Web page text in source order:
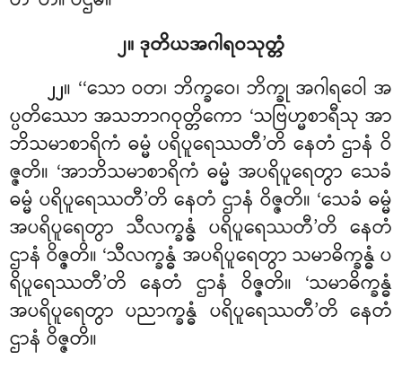
၂။ ဒုတိယအဂါရဝသုတ္တံ
၂၂။ ‘‘သောဝတ၊ ဘိက္ခဝေ၊ ဘိက္ခု အဂါရဝေါ အ
ပ္ပတိဿော အသဘာဂဝုတ္တိကော ‘သဗြဟ္မစာရီသု အာ
ဘိသမာစာရိကံ ဓမ္မံ ပရိပူရေဿတီ’တိ နေတံ ဌာနံ ဝိ
ဇ္ဇတိ။ ‘အာဘိသမာစာရိကံ ဓမ္မံ အပရိပူရေတွာ သေခံ
ဓမ္မံ ပရိပူရေဿတီ’တိ နေတံ ဌာနံ ဝိဇ္ဇတိ။ ‘သေခံ ဓမ္မံ
အပရိပူရေတွာ သီလက္ခန္ဓံ ပရိပူရေဿတီ’တိ နေတံ
ဌာနံ ဝိဇ္ဇတိ။ ‘သီလက္ခန္ဓံ အပရိပူရေတွာ သမာဓိက္ခန္ဓံ ပ
ရိပူရေဿတီ’တိ နေတံ ဌာနံ ဝိဇ္ဇတိ။ ‘သမာဓိက္ခန္ဓံ
အပရိပူရေတွာ ပညာက္ခန္ဓံ ပရိပူရေဿတီ’တိ နေတံ
ဌာနံ ဝိဇ္ဇတိ။